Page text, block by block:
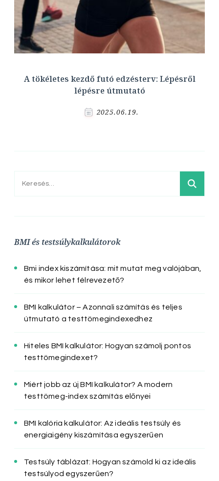
A tökéletes kezdő futó edzésterv: Lépésről
lépésre útmutató
2025.06.19.
Keresés:
BMI és testsúlykalkulátorok
Bmi index kiszámítása: mit mutat meg valójában,
és mikor lehet félrevezető?
BMI kalkulátor – Azonnali számítás és teljes
útmutató a testtömegindexedhez
Hiteles BMI kalkulátor: Hogyan számolj pontos
testtömegindexet?
Miért jobb az új BMI kalkulátor? A modern
testtömeg-index számítás előnyei
BMI kalória kalkulátor: Az ideális testsúly és
energiaigény kiszámítása egyszerűen
Testsúly táblázat: Hogyan számold ki az ideális
testsúlyod egyszerűen?